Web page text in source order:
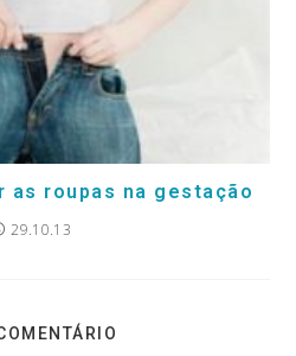
as roupas na gestação
29.10.13